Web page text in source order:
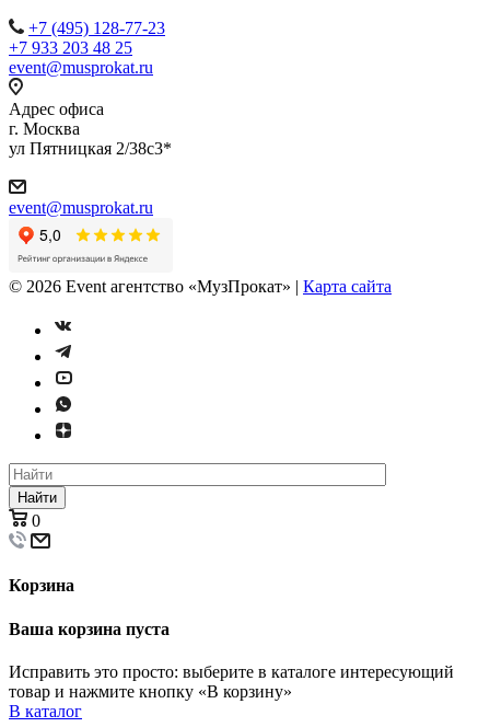
+7 (495) 128-77-23
+7 933 203 48 25
event@musprokat.ru
Адрес офиса
г. Москва
ул Пятницкая 2/38с3*
event@musprokat.ru
© 2026 Event агентство «МузПрокат» | Карта сайта
Найти
0
Корзина
Ваша корзина пуста
Исправить это просто: выберите в каталоге интересующий
товар и нажмите кнопку «В корзину»
В каталог